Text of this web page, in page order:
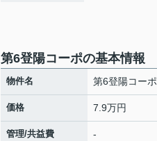
第6登陽コーポの基本情報
物件名 第6登陽コーポ
価格 7.9万円
管理/共益費 -